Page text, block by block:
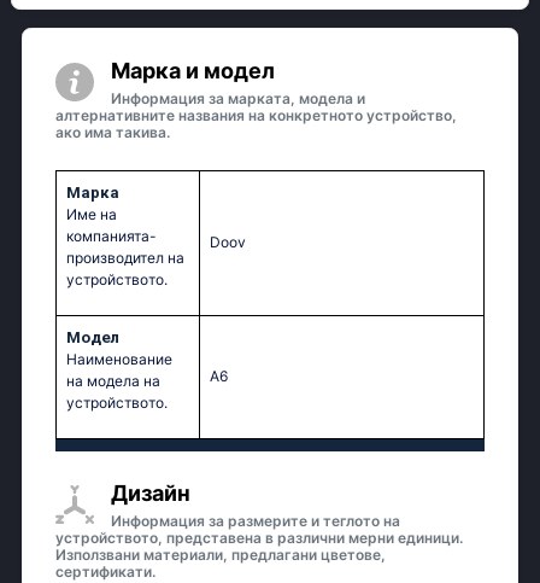
Марка и модел
Информация за марката, модела и
алтернативните названия на конкретното устройство,
ако има такива.
Марка
Име на
компанията-
производител на
устройството.
Doov
Модел
Наименование
на модела на
устройството.
A6
Дизайн
Информация за размерите и теглото на
устройството, представена в различни мерни единици.
Използвани материали, предлагани цветове,
сертификати.